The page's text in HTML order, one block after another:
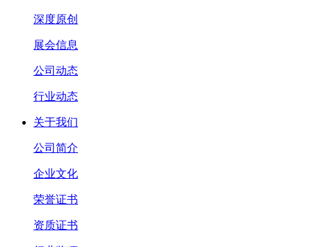
深度原创
展会信息
公司动态
行业动态
关于我们
公司简介
企业文化
荣誉证书
资质证书